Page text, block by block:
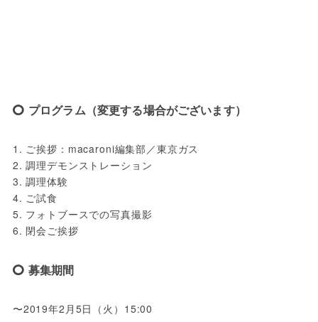
プログラム（変更する場合がございます）
1. ご挨拶：macaroni編集部／東京ガス
2. 調理デモンストレーション
3. 調理体験
4. ご試食
5. フォトブースでの写真撮影
6. 閉会ご挨拶
募集期間
〜2019年2月5日（火）15:00